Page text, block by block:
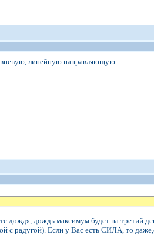
линейную направляющую.
дождя, дождь максимум будет на третий
с радугой). Если у Вас есть СИЛА, то